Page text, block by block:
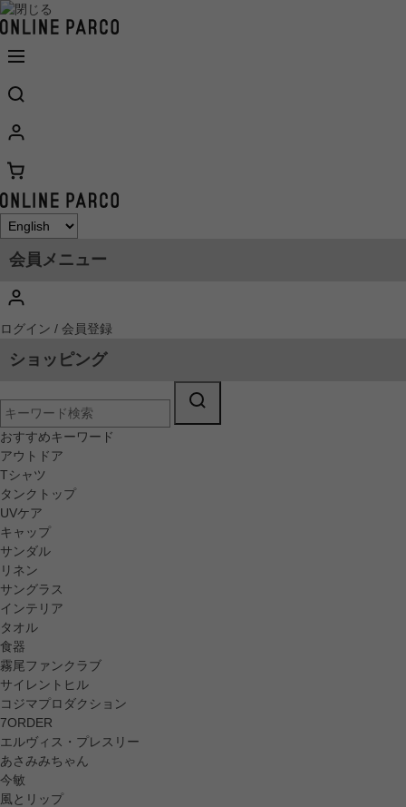
会員メニュー
ログイン / 会員登録
ショッピング
おすすめキーワード
アウトドア
Tシャツ
タンクトップ
UVケア
キャップ
サンダル
リネン
サングラス
インテリア
タオル
食器
霧尾ファンクラブ
サイレントヒル
コジマプロダクション
7ORDER
エルヴィス・プレスリー
あさみみちゃん
今敏
風とリップ